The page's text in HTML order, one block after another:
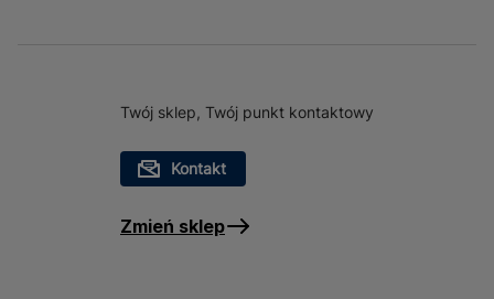
Twój sklep, Twój punkt kontaktowy
Kontakt
Zmień sklep